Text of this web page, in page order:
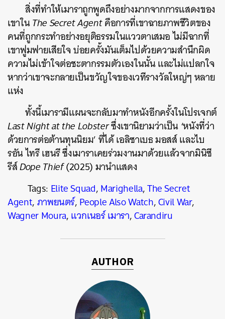
สิ่งที่ทำให้เมาราถูกพูดถึงอย่างมากจากการแสดงของ
เขาในThe Secret Agentคือการที่เขาฉายภาพชีวิตของ
คนที่ถูกกระทำอย่างอยุติธรรมในแววตาเสมอ ไม่มีฉากที่
เขาฟูมฟายเสียใจ บ่อยครั้งมันเต็มไปด้วยความสำนึกผิด
ความไม่เข้าใจต่อชะตากรรมตัวเองในนั้น และไม่แปลกใจ
หากว่าเขาจะกลายเป็นขวัญใจของเวทีรางวัลใหญ่ๆ หลาย
แห่ง
ทั้งนี้เมารามีแผนจะกลับมาทำหนังอีกครั้งในโปรเจกต์
Last Night at the Lobsterซึ่งเขานิยามว่าเป็น ‘หนังที่ว่า
ด้วยการต่อต้านทุนนิยม’ ที่ได้ เอลิซาเบธ มอสส์ และไบ
รอัน ไทรี เฮนรี ซึ่งเมาราเคยร่วมงานมาด้วยแล้วจากมินิซี
รีส์Dope Thief(2025) มานำแสดง
Tags: Elite Squad,Marighella,The Secret
Agent,ภาพยนตร์,People Also Watch,Civil War,
Wagner Moura,แวกเนอร์ เมารา,Carandiru
AUTHOR